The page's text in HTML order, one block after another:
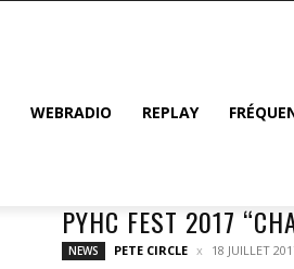
WEBRADIO REPLAY
PYHC FEST 2017
NEWS PETE CIRCLE 18 JUILLET